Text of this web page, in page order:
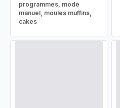
programmes, mode
manuel, moules muffins,
cakes